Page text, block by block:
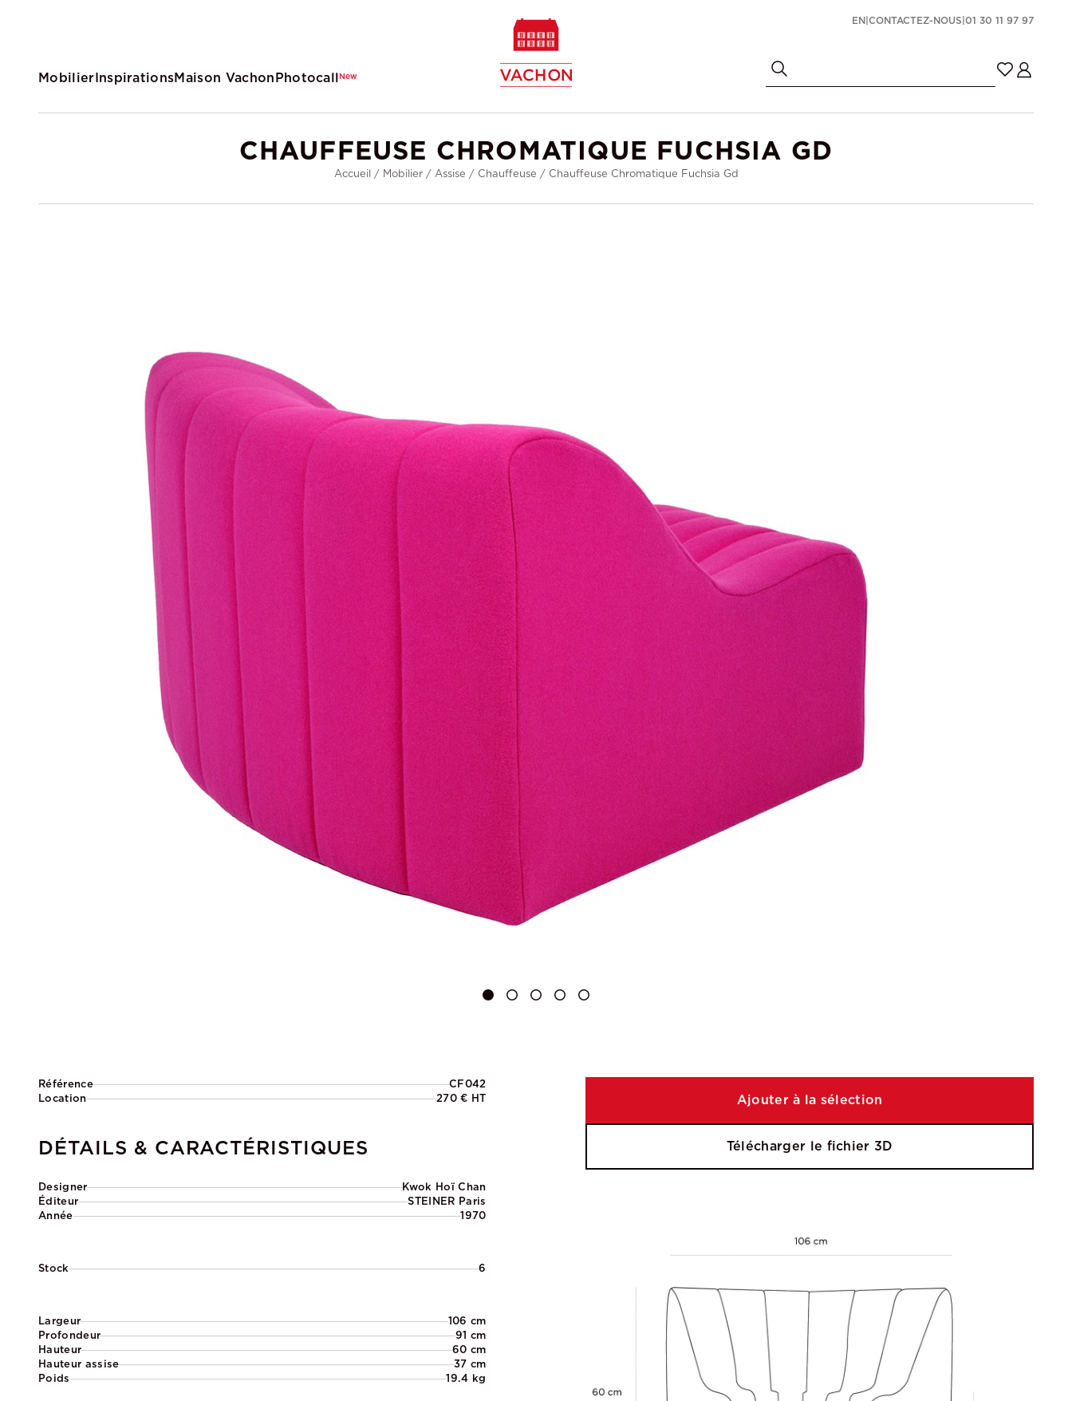
MobilierInspirationsMaison VachonPhotocallNew
EN CONTACTEZ-NOUS 01 30 11 97 97
CHAUFFEUSE CHROMATIQUE FUCHSIA GD
Accueil / Mobilier/ Assise / Chauffeuse / Chauffeuse Chromatique Fuchsia Gd
Référence
CF042
Location
270 € HT
DÉTAILS & CARACTÉRISTIQUES
Designer
Kwok Hoï Chan
Éditeur
STEINER Paris
Année
1970
Stock 6
Largeur
106 cm
Profondeur
91 cm
Hauteur
60 cm
Hauteur assise
37 cm
Poids
19.4 kg
Ajouter à la sélection
Télécharger le fichier 3D